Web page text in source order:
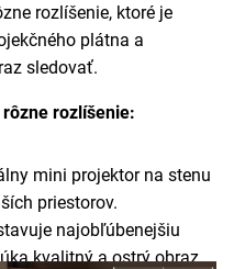
rozlíšenie, ktoré je
plátna a
sledovať.
rozlíšenie:
mini projektor na stenu
priestorov.
najobľúbenejšiu
kvalitný a ostrý obraz